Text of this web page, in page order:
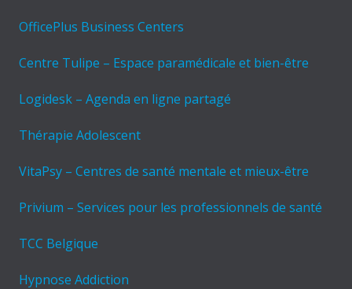
OfficePlus Business Centers
Centre Tulipe – Espace paramédicale et bien-être
Logidesk – Agenda en ligne partagé
Thérapie Adolescent
VitaPsy – Centres de santé mentale et mieux-être
Privium – Services pour les professionnels de santé
TCC Belgique
Hypnose Addiction